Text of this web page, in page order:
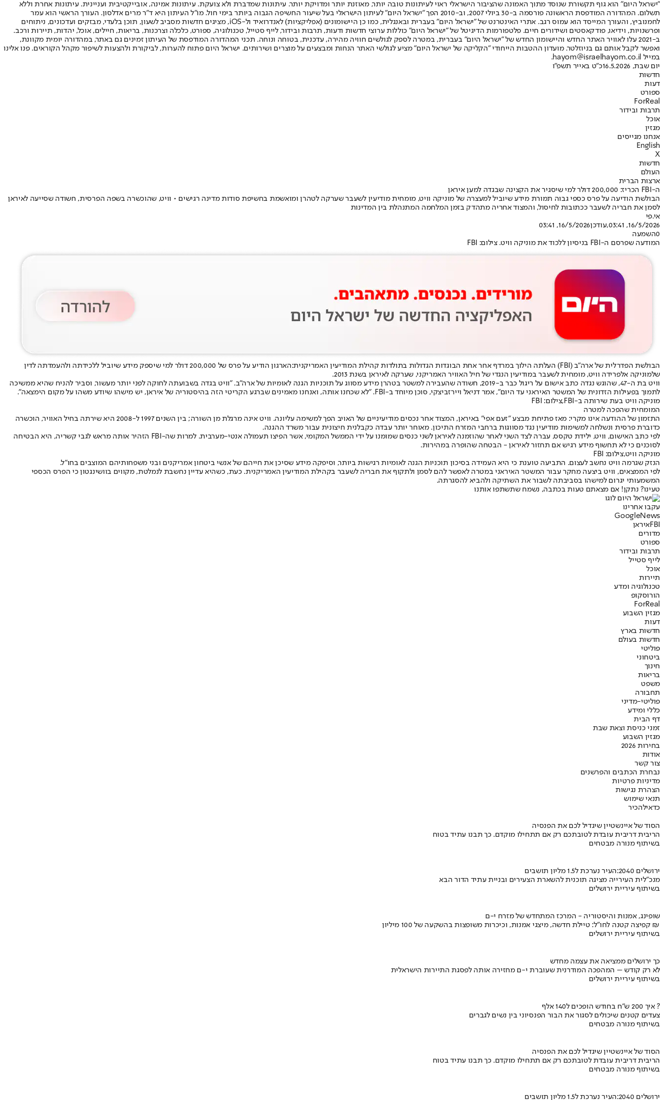
"ישראל היום" הוא גוף תקשורת שנוסד מתוך האמונה שהציבור הישראלי ראוי לעיתונות טובה יותר, מאוזנת יותר ומדויקת יותר. עיתונות שמדברת ולא צועקת. עיתונות אמינה, אובייקטיבית ועניינית. עיתונות אחרת וללא
תשלום. המהדורה המודפסת הראשונה פורסמה ב-30 ביולי 2007, וב-2010 הפך "ישראל היום" לעיתון הישראלי בעל שיעור החשיפה הגבוה ביותר בימי חול. מו"ל העיתון היא ד"ר מרים אדלסון. העורך הראשי הוא עמר
לחמנוביץ, והעורך המייסד הוא עמוס רגב. אתרי האינטרנט של "ישראל היום" בעברית ובאנגלית, כמו כן היישומונים (אפליקציות) לאנדרואיד ול-iOS, מציגים חדשות מסביב לשעון, תוכן בלעדי, מבזקים ועדכונים, ניתוחים
ופרשנויות, וידיאו, פודקאסטים ושידורים חיים. פלטפורמות הדיגיטל של "ישראל היום" כוללות ערוצי חדשות ודעות, תרבות ובידור, לייף סטייל, טכנולוגיה, ספורט, כלכלה וצרכנות, בריאות, חיילים, אוכל, יהדות, תיירות ורכב.
ב-2021 עלו לאוויר האתר החדש והיישומון החדש של "ישראל היום" בעברית, במטרה לספק לגולשים חוויה מהירה, עדכנית, בטוחה ונוחה. תכני המהדורה המודפסת של העיתון זמינים גם באתר, במהדורה יומית מקוונת,
ואפשר לקבל אותם גם בניוזלטר. מועדון ההטבות הייחודי "הקליקה של ישראל היום" מציע לגולשי האתר הנחות ומבצעים על מוצרים ושירותים. ישראל היום פתוח להערות, לביקורת ולהצעות לשיפור מקהל הקוראים. פנו אלינו
במייל hayom@israelhayom.co.il.
יום שבת, 16.5.2026
כ"ט באייר תשפ"ו
חדשות
דעות
ספורט
ForReal
תרבות ובידור
אוכל
מגזין
אנחנו מגייסים
English
X
חדשות
העולם
ארצות הברית
ה-FBI הכריז: 200,000 דולר למי שיסגיר את הקצינה שבגדה למען איראן
הבולשת הודיעה על פרס כספי גבוה תמורת מידע שיוביל למעצרה של מוניקה וויט, מומחית מודיעין לשעבר שערקה לטהרן ומואשמת בחשיפת סודות מדינה רגישים • וויט, שהוכשרה בשפה הפרסית, חשודה שסייעה לאיראן
לסמן את חבריה לשעבר ככתובות לחיסול, והמצוד אחריה מתהדק בזמן המלחמה המתנהלת בין המדינות
אי.פי
16/5/2026, 03:41
,עודכן16/5/2026, 03:41
0השמעה
המודעה שפרסם ה-FBI בניסיון ללכוד את מוניקה וויט. צילום: FBI
הבולשת הפדרלית של ארה"ב (FBI) העלתה הילוך במרדף אחר אחת הבוגדות הגדולות בתולדות קהילת המודיעין האמריקנית:
הארגון הודיע על פרס של 200,000 דולר למי שיספק מידע שיוביל ללכידתה ולהעמדתה לדין
שלמוניקה אלפרידה וויט, מומחית לשעבר במודיעין הנגדי של חיל האוויר האמריקני, שערקה לאיראן בשנת 2013.
וויט בת ה-47, שהוגש נגדה כתב אישום על ריגול כבר ב-2019, חשודה שהעבירה למשטר בטהרן מידע מסווג על תוכניות הגנה לאומיות של ארה"ב. "וויט בגדה בשבועתה לחוקה לפני יותר מעשור, וסביר להניח שהיא ממשיכה
לתמוך בפעילות הזדונית של המשטר האיראני עד היום", אמר דניאל ויירזביצקי, סוכן מיוחד ב-FBI. "לא שכחנו אותה, ואנחנו מאמינים שברגע הקריטי הזה בהיסטוריה של איראן, יש מישהו שיודע משהו על מקום הימצאה".
מוניקה וויט בעת שירותה ב-FBI,צילום: FBI
המומחית שהפכה למטרה
התזמון של ההודעה אינו מקרי: מאז פתיחת מבצע "זעם אפי" באיראן, המצוד אחר נכסים מודיעיניים של האויב הפך למשימה עליונה. וויט אינה מרגלת מן השורה; בין השנים 1997 ל-2008 היא שירתה בחיל האוויר, הוכשרה
כדוברת פרסית ונשלחה למשימות מודיעין נגד מסווגות ברחבי המזרח התיכון. מאוחר יותר עבדה כקבלנית חיצונית עבור משרד ההגנה.
לפי כתב האישום, וויט, ילידת טקסס, עברה לצד השני לאחר שהוזמנה לאיראן לשני כנסים שמומנו על ידי הממשל המקומי, אשר הפיצו תעמולה אנטי-מערבית. למרות שה-FBI הזהיר אותה מראש לגבי קשריה, היא הבטיחה
לסוכנים כי לא תחשוף מידע רגיש אם תחזור לאיראן - הבטחה שהופרה במהירות.
מוניקה וויט,צילום: FBI
הנזק שגרמה וויט נחשב לעצום. התביעה טוענת כי היא העמידה בסיכון תוכניות הגנה לאומיות רגישות ביותר, וסיפקה מידע שסיכן את חייהם של אנשי ביטחון אמריקנים ובני משפחותיהם המוצבים בחו"ל.
לפי הממצאים, וויט ביצעה מחקר עבור המשטר האיראני במטרה לאפשר להם לסמן ולתקוף את חבריה לשעבר בקהילת המודיעין האמריקנית. כעת, כשהיא עדיין נחשבת לנמלטת, מקווים בוושינגטון כי הפרס הכספי
המשמעותי יגרום למישהו בסביבתה לשבור את השתיקה ולהביא להסגרתה.
טעינו? נתקן! אם מצאתם טעות בכתבה, נשמח שתשתפו אותנו
עקבו אחרינו
Googl eNews
FBIאיראן
מדורים
ספורט
תרבות ובידור
לייף סטייל
אוכל
תיירות
טכנולוגיה ומדע
הורוסקופ
ForReal
מגזין השבוע
דעות
חדשות בארץ
חדשות בעולם
פוליטי
ביטחוני
חינוך
בריאות
משפט
תחבורה
פוליטי-מדיני
כללי ומידע
דף הבית
זמני כניסת וצאת שבת
מגזין השבוע
בחירות 2026
אודות
צור קשר
נבחרת הכתבים והפרשנים
מדיניות פרטיות
הצהרת נגישות
תנאי שימוש
כדאילהכיר
הסוד של איינשטיין שיגדיל לכם את הפנסיה
הריבית דריבית עובדת לטובתכם רק אם תתחילו מוקדם. כך תבנו עתיד בטוח
בשיתוף מנורה מבטחים
ירושלים 2040:העיר נערכת ל1.5 מליון תושבים
מנכ"לית העירייה מציגה תוכנית להשארת הצעירים ובניית עתיד הדור הבא
בשיתוף עיריית ירושלים
שופינג, אמנות והיסטוריה - המרכז המתחדש של מזרח י-ם
קפיצה קטנה לחו"ל: טיילת חדשה, מיצגי אמנות, וכיכרות משופצות בהשקעה של 100 מיליון ₪
בשיתוף עיריית ירושלים
כך ירושלים ממציאה את עצמה מחדש
לא רק קודש – המהפכה המודרנית שעוברת י-ם מחזירה אותה לפסגת התיירות הישראלית
בשיתוף עיריית ירושלים
איך 200 ש"ח בחודש הופכים ל140 אלף ?
צעדים קטנים שיכולים לסגור את הבור הפנסיוני בין נשים לגברים
בשיתוף מנורה מבטחים
הסוד של איינשטיין שיגדיל לכם את הפנסיה
הריבית דריבית עובדת לטובתכם רק אם תתחילו מוקדם. כך תבנו עתיד בטוח
בשיתוף מנורה מבטחים
ירושלים 2040:העיר נערכת ל1.5 מליון תושבים